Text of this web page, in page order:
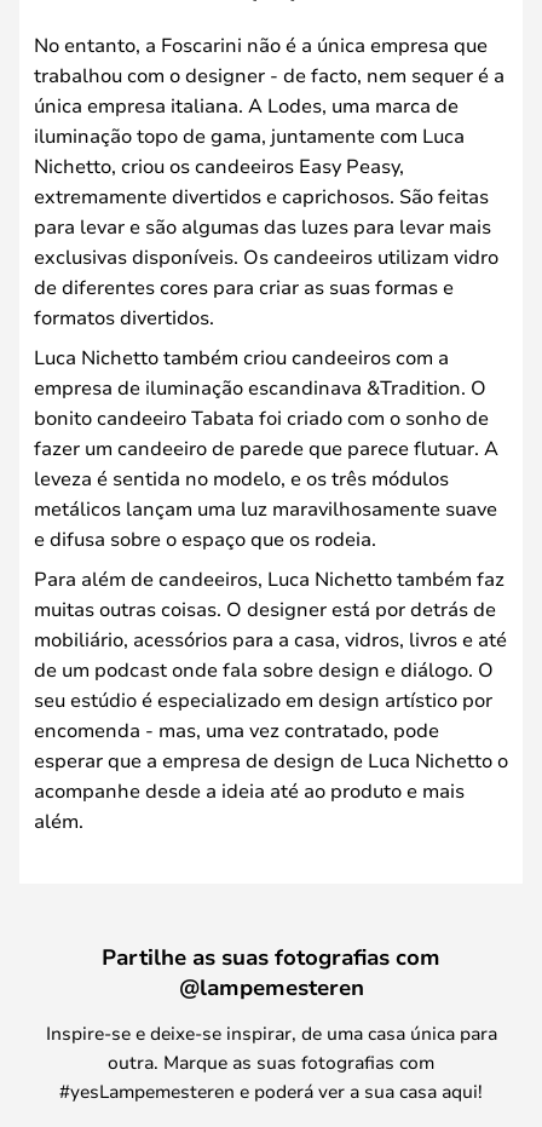
No entanto, a Foscarini não é a única empresa que
trabalhou com o designer - de facto, nem sequer é a
única empresa italiana. A Lodes, uma marca de
iluminação topo de gama, juntamente com Luca
Nichetto, criou os candeeiros Easy Peasy,
extremamente divertidos e caprichosos. São feitas
para levar e são algumas das luzes para levar mais
exclusivas disponíveis. Os candeeiros utilizam vidro
de diferentes cores para criar as suas formas e
formatos divertidos.
Luca Nichetto também criou candeeiros com a
empresa de iluminação escandinava &Tradition. O
bonito candeeiro Tabata foi criado com o sonho de
fazer um candeeiro de parede que parece flutuar. A
leveza é sentida no modelo, e os três módulos
metálicos lançam uma luz maravilhosamente suave
e difusa sobre o espaço que os rodeia.
Para além de candeeiros, Luca Nichetto também faz
muitas outras coisas. O designer está por detrás de
mobiliário, acessórios para a casa, vidros, livros e até
de um podcast onde fala sobre design e diálogo. O
seu estúdio é especializado em design artístico por
encomenda - mas, uma vez contratado, pode
esperar que a empresa de design de Luca Nichetto o
acompanhe desde a ideia até ao produto e mais
além.
Partilhe as suas fotografias com
@lampemesteren
Inspire-se e deixe-se inspirar, de uma casa única para
outra. Marque as suas fotografias com
#yesLampemesteren e poderá ver a sua casa aqui!